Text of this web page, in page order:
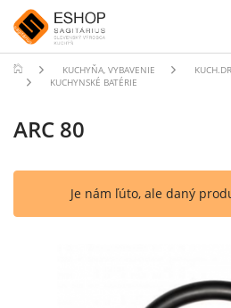
KUCHYŇA, VYBAVENIE
KUCHYNSKÉ BATÉRIE
ARC 80
Je nám ľúto, ale daný